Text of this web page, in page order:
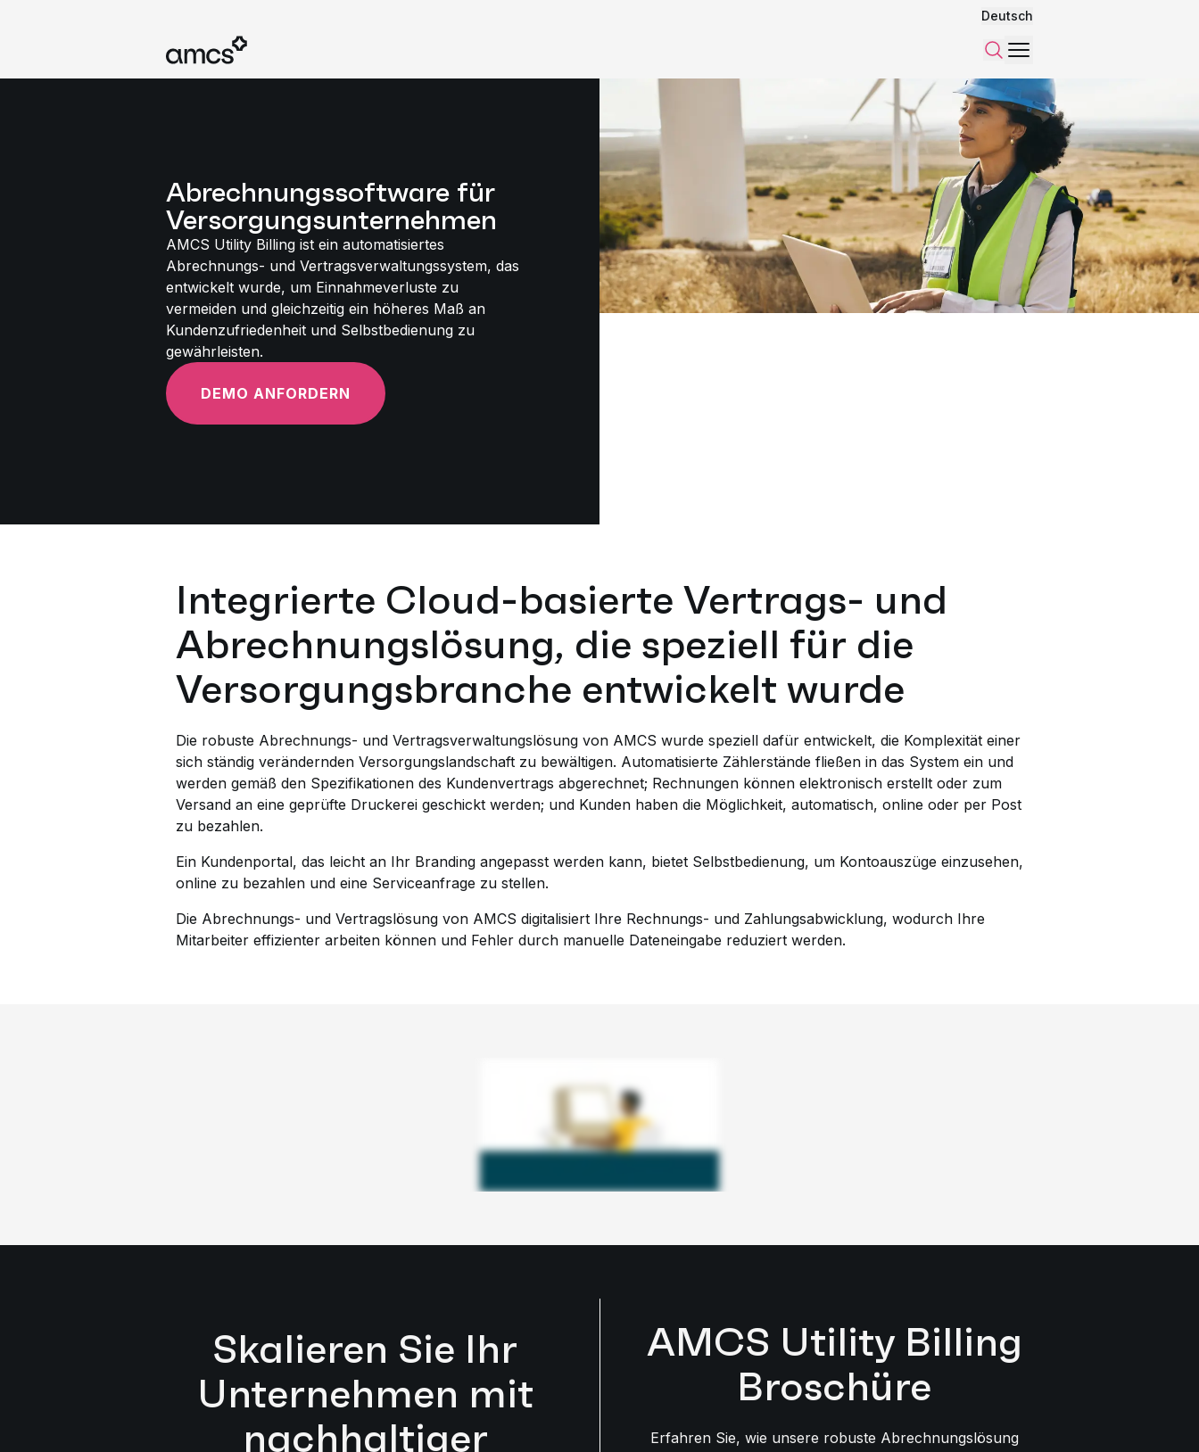
Deutsch
Suchen
Menü
Abrechnungssoftware für
Versorgungsunternehmen
AMCS Utility Billing ist ein automatisiertes
Abrechnungs- und Vertragsverwaltungssystem, das
entwickelt wurde, um Einnahmeverluste zu
vermeiden und gleichzeitig ein höheres Maß an
Kundenzufriedenheit und Selbstbedienung zu
gewährleisten.
DEMO ANFORDERN
Integrierte Cloud-basierte Vertrags- und
Abrechnungslösung, die speziell für die
Versorgungsbranche entwickelt wurde
Die robuste Abrechnungs- und Vertragsverwaltungslösung von AMCS wurde speziell dafür entwickelt, die Komplexität einer
sich ständig verändernden Versorgungslandschaft zu bewältigen. Automatisierte Zählerstände fließen in das System ein und
werden gemäß den Spezifikationen des Kundenvertrags abgerechnet; Rechnungen können elektronisch erstellt oder zum
Versand an eine geprüfte Druckerei geschickt werden; und Kunden haben die Möglichkeit, automatisch, online oder per Post
zu bezahlen.
Ein Kundenportal, das leicht an Ihr Branding angepasst werden kann, bietet Selbstbedienung, um Kontoauszüge einzusehen,
online zu bezahlen und eine Serviceanfrage zu stellen.
Die Abrechnungs- und Vertragslösung von AMCS digitalisiert Ihre Rechnungs- und Zahlungsabwicklung, wodurch Ihre
Mitarbeiter effizienter arbeiten können und Fehler durch manuelle Dateneingabe reduziert werden.
Skalieren Sie Ihr
Unternehmen mit
nachhaltiger
AMCS Utility Billing
Broschüre
Erfahren Sie, wie unsere robuste Abrechnungslösung